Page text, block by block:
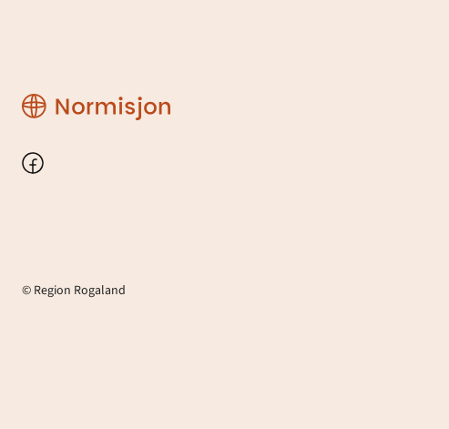
Region
Rogaland
Facebook
© Region Rogaland